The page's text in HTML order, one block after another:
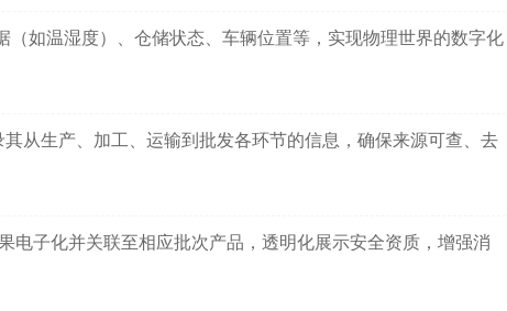
（如温湿度）、仓储状态、车辆位置等，实现物理世界的数字化
其从生产、加工、运输到批发各环节的信息，确保来源可查、去
电子化并关联至相应批次产品，透明化展示安全资质，增强消